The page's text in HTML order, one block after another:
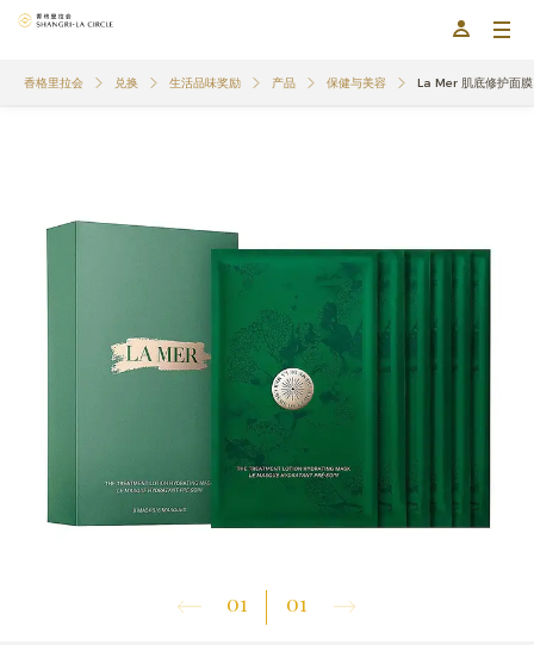
香格里拉会 兑换 生活品味奖励 产品 保健与美容 La Mer 肌底修护面
01 01